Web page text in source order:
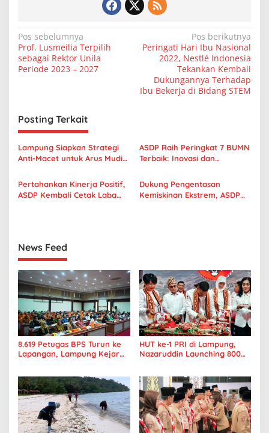
N
a
v
a
s
i
o
Pos sebelumnya
Prof. Lusmeilia Terpilih
sebagai Rektor Unila
Periode 2023 – 2027
Pos berikutnya
Peringati Hari Ibu Nasional
2022, Nestlé Indonesia
Tekankan Kembali
Dukungannya Terhadap
Ibu Bekerja di Bidang STEM
Posting Terkait
Lampung Siapkan Strategi
Anti-Macet untuk Arus Mudik
ASDP Raih Peringkat 7 BUMN
Terbaik: Inovasi dan
Kunci Keberhasilan
Pertahankan Kinerja Positif,
ASDP Kembali Cetak Laba
Dukung Pengentasan
Kemiskinan Ekstrem, ASDP
News Feed
8.619 Petugas BPS Turun ke
Lapangan, Lampung Kejar
HUT ke-1 PRI di Lampung,
Nazaruddin Launching 800